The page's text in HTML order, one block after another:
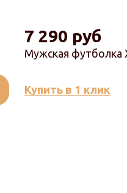
Мужская футболка
7 290 руб
Купить в 1 клик